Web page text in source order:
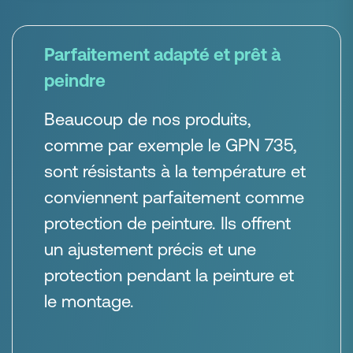
Parfaitement adapté et prêt à
peindre
Beaucoup de nos produits,
comme par exemple le GPN 735,
sont résistants à la température et
conviennent parfaitement comme
protection de peinture. Ils offrent
un ajustement précis et une
protection pendant la peinture et
le montage.